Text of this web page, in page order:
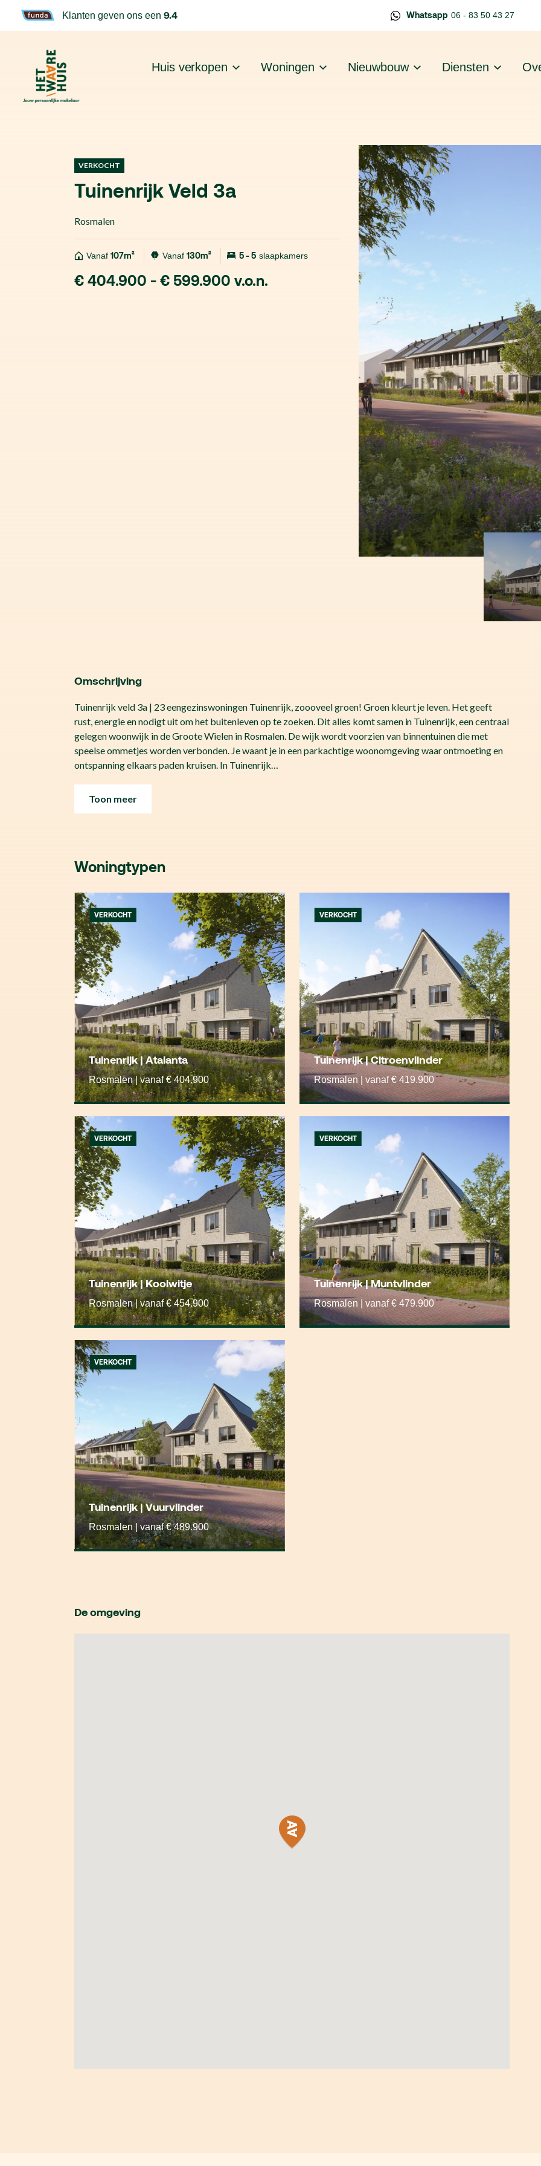
Klanten geven ons een 9.4 Whatsapp 06 - 83 50 43 27
Huis verkopen Woningen Nieuwbouw Diensten
VERKOCHT
Tuinenrijk Veld 3a
Rosmalen
Vanaf107m² Vanaf130m² 5 - 5 slaapkamers
€ 404.900 - € 599.900 v.o.n.
Omschrijving
Tuinenrijk veld 3a | 23 eengezinswoningen Tuinenrijk, zoooveel groen! Groen kleurt je leven. Het geeft
rust, energie en nodigt uit om het buitenleven op te zoeken. Dit alles komt samen in Tuinenrijk, een centraal
gelegen woonwijk in de Groote Wielen in Rosmalen. De wijk wordt voorzien van binnentuinen die met
speelse ommetjes worden verbonden. Je waant je in een parkachtige woonomgeving waar ontmoeting en
ontspanning elkaars paden kruisen. In Tuinenrijk…
Toon meer
Woningtypen
VERKOCHT
Tuinenrijk | Atalanta
Rosmalen | vanaf € 404.900
VERKOCHT
Tuinenrijk | Citroenvlinder
Rosmalen | vanaf € 419.900
VERKOCHT
Tuinenrijk | Koolwitje
Rosmalen | vanaf € 454.900
VERKOCHT
Tuinenrijk | Muntvlinder
Rosmalen | vanaf € 479.900
VERKOCHT
Tuinenrijk | Vuurvlinder
Rosmalen | vanaf € 489.900
De omgeving